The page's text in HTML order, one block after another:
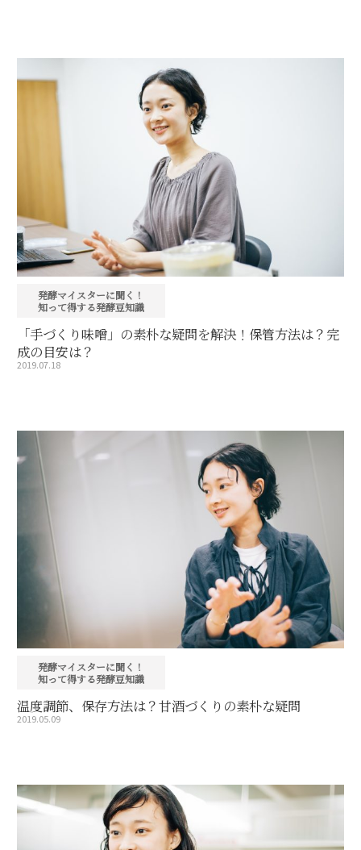
発酵マイスターに聞く！
知って得する発酵豆知識
「手づくり味噌」の素朴な疑問を解決！保管方法は？完
成の目安は？
2019.07.18
発酵マイスターに聞く！
知って得する発酵豆知識
温度調節、保存方法は？甘酒づくりの素朴な疑問
2019.05.09